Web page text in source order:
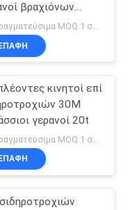
βραχιόνων
πλέγματος
κινητοί επί
30M
γερανοί 20t
ΕΠΑΦΉ